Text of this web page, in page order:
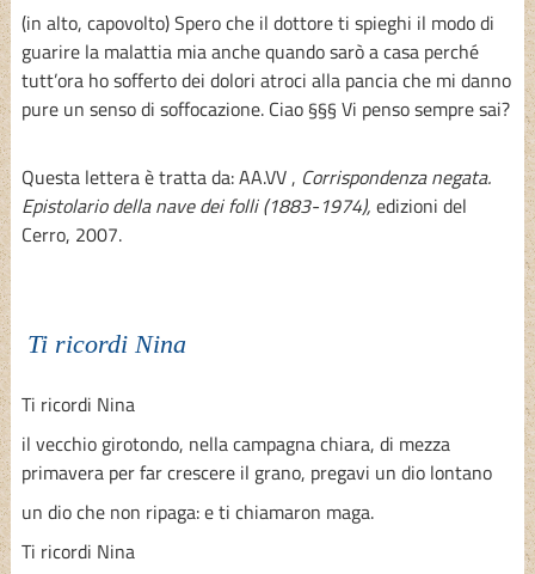
(in alto, capovolto) Spero che il dottore ti spieghi il modo di
guarire la malattia mia anche quando sarò a casa perché
tutt’ora ho sofferto dei dolori atroci alla pancia che mi danno
pure un senso di soffocazione. Ciao §§§ Vi penso sempre sai?
Questa lettera è tratta da: AA.VV , Corrispondenza negata.
Epistolario della nave dei folli (1883-1974), edizioni del
Cerro, 2007.
Ti ricordi Nina
Ti ricordi Nina
il vecchio girotondo, nella campagna chiara, di mezza
primavera per far crescere il grano, pregavi un dio lontano
un dio che non ripaga: e ti chiamaron maga.
Ti ricordi Nina